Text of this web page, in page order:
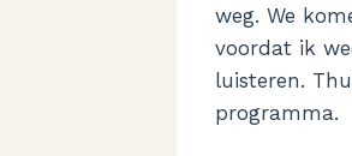
weg. We
voordat ik
luisteren.
programma.